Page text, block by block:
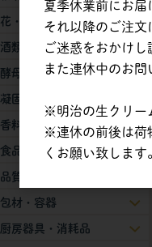
花・葉物
酒類
酵母・膨張剤
凝固剤
香料
食品添加物
品質保持剤
包材・容器
厨房器具・消耗品
夏季休業前にお届
それ以降のご注文
ご迷惑をおかけし
また連休中のお問
※明治の生クリー
※連休の前後は荷
くお願い致します